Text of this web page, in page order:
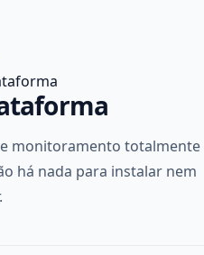
monitoramento totalmente
há nada para instalar nem